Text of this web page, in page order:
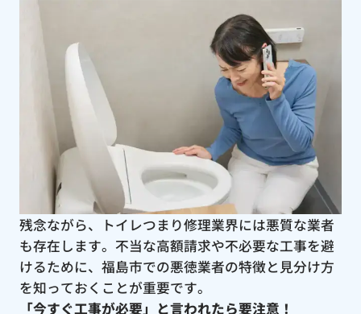
残念ながら、トイレつまり修理業界には悪質な業者
も存在します。不当な高額請求や不必要な工事を避
けるために、福島市での悪徳業者の特徴と見分け方
を知っておくことが重要です。
「今すぐ工事が必要」と言われたら要注意！